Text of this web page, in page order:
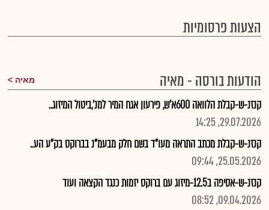
הצעות פרסומיות
הודעות בורסה - מאיה מאיה
קנזנ-ש-קבלת הלוואה 600א'ש, פירעון אגח המיר למנ',ביטול המיזוג..
29.07.2026, 14:25
קנזנ-ש-קבלת מכתב התראה מעו"ד בשם חלק מבעמ"נ בברוקס בק"ע הע..
25.05.2026, 09:44
קנזנ-ש-אסיפה ב12.5-מיזוג עם ברוקס יזמות כנגד הקצאה ועוד
09.04.2026, 08:52